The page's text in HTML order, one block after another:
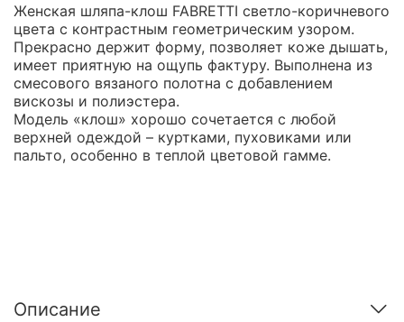
Женская шляпа-клош FABRETTI светло-коричневого
цвета с контрастным геометрическим узором.
Прекрасно держит форму, позволяет коже дышать,
имеет приятную на ощупь фактуру. Выполнена из
смесового вязаного полотна с добавлением
вискозы и полиэстера.
Модель «клош» хорошо сочетается с любой
верхней одеждой – куртками, пуховиками или
пальто, особенно в теплой цветовой гамме.
Описание